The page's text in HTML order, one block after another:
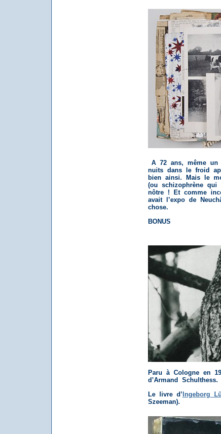
A 72 ans, même
nuits dans le froid
bien ainsi. Mais le
(ou schizophrène
nôtre ! Et comme
avait l’expo de
chose.
BONUS
Paru à Cologne en
d’Armand Schulthess.
Le livre d’ Ingeborg
Szeeman).